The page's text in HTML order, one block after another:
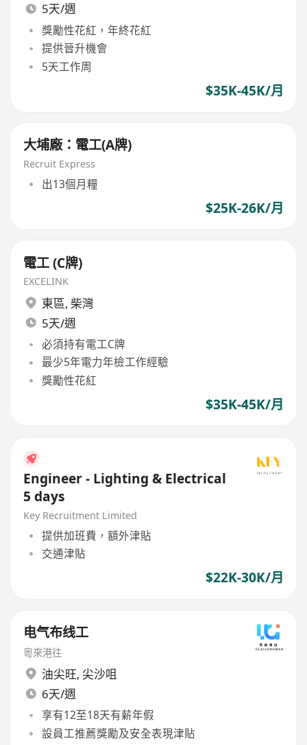
5天/週
獎勵性花紅，年終花紅
提供晉升機會
5天工作周
$35K-45K/月
大埔廠：電工(A牌)
Recruit Express
出13個月糧
$25K-26K/月
電工 (C牌)
EXCELINK
東區, 柴灣
5天/週
必須持有電工C牌
最少5年電力年檢工作經驗
獎勵性花紅
$35K-45K/月
Engineer - Lighting & Electrical
5 days
Key Recruitment Limited
提供加班費，額外津貼
交通津貼
$22K-30K/月
电气布线工
粵來港往
油尖旺, 尖沙咀
6天/週
享有12至18天有薪年假
設員工推薦獎勵及安全表現津貼